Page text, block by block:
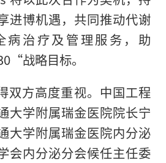
进博机遇，共同推动代谢
病治疗及管理服务，助
战略目标。
双方高度重视。中国工程
大学附属瑞金医院院长宁
大学附属瑞金医院内分泌
会内分泌分会候任主任委